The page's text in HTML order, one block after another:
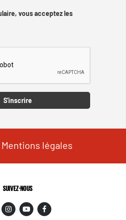
vous acceptez les
S'inscrire
Mentions légales
SUIVEZ-NOUS